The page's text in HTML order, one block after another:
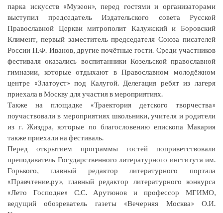
парка искусств «Музеон», перед гостями и организаторами
выступил председатель Издательского совета Русской
Православной Церкви митрополит Калужский и Боровский
Климент, первый заместитель председателя Союза писателей
России Н.Ф. Иванов, другие почётные гости. Среди участников
фестиваля оказались воспитанники Козельской православной
гимназии, которые отдыхают в Православном молодёжном
центре «Златоуст» под Калугой. Делегация ребят из лагеря
приехала в Москву для участия в мероприятиях.
Также на площадке «Траектория детского творчества»
поучаствовали в мероприятиях школьники, учителя и родители
из г. Жиздра, которые по благословению епископа Макария
также приехали на фестиваль.
Перед открытием программы гостей поприветствовали
преподаватель Государственного литературного института им.
Горького, главный редактор литературного портала
«Правчтение.ру», главный редактор литературного конкурса
«Лето Господне» С.С. Арутюнов и профессор МГИМО,
ведущий обозреватель газеты «Вечерняя Москва» О.И.